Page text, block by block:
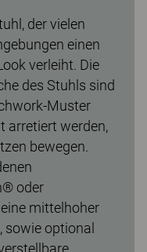
der vielen
einen
verleiht. Die
des Stuhls sind
Muster
arretiert werden,
bewegen.
oder
mittelhoher
sowie optional